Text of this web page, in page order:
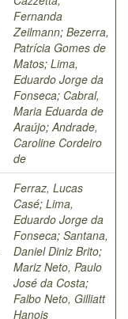
Fernanda
Zeilmann; Bezerra,
Patrícia Gomes de
Matos; Lima,
Eduardo Jorge da
Fonseca; Cabral,
Maria Eduarda de
Araújo; Andrade,
Caroline Cordeiro
de
Ferraz, Lucas
Casé; Lima,
Eduardo Jorge da
Fonseca; Santana,
Daniel Diniz Brito;
Mariz Neto, Paulo
José da Costa;
Falbo Neto, Gilliatt
Hanois